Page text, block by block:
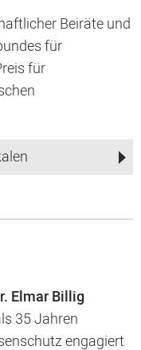
Beiräte und
für
für
Elmar Billig
35 Jahren
engagiert